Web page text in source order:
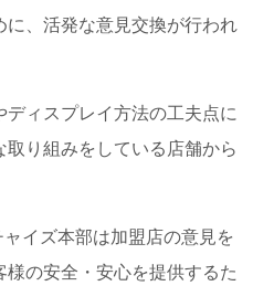
、活発な意見交換が行われ
ィスプレイ方法の工夫点に
り組みをしている店舗から
イズ本部は加盟店の意見を
の安全・安心を提供するた